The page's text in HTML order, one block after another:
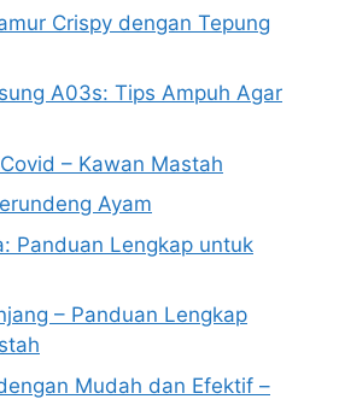
Crispy dengan Tepung
A03s: Tips Ampuh Agar
– Kawan Mastah
Ayam
Panduan Lengkap untuk
– Panduan Lengkap
Mudah dan Efektif –